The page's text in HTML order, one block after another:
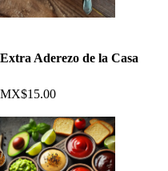
Extra Aderezo de la Casa
MX$15.00